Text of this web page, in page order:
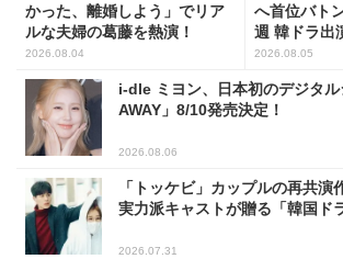
かった、離婚しよう」でリア
ルな夫婦の葛藤を熱演！
2026.08.04
へ首位バト
週 韓ドラ出
5
2026.08.05
i-dle ミヨン、日本初のデジタ
AWAY」8/10発売決定！
2026.08.06
「トッケビ」カップルの再共演
実力派キャストが贈る「韓国ド
2026.07.31